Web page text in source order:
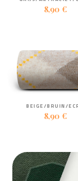
8,90 €
BEIGE/BRUIN/
8,90 €